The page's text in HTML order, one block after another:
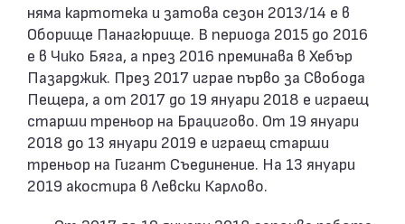
няма картотека и затова сезон 2013/14 е в
Оборище Панагюрище. В периода 2015 до 2016
е в Чико Бяга, а през 2016 преминава в Хебър
Пазарджик. През 2017 играе първо за Свобода
Пещера, а от 2017 до 19 януари 2018 е играещ
старши треньор на Брацигово. От 19 януари
2018 до 13 януари 2019 е играещ старши
треньор на Гигант Съединение. На 13 януари
2019 акостира в Левски Карлово.